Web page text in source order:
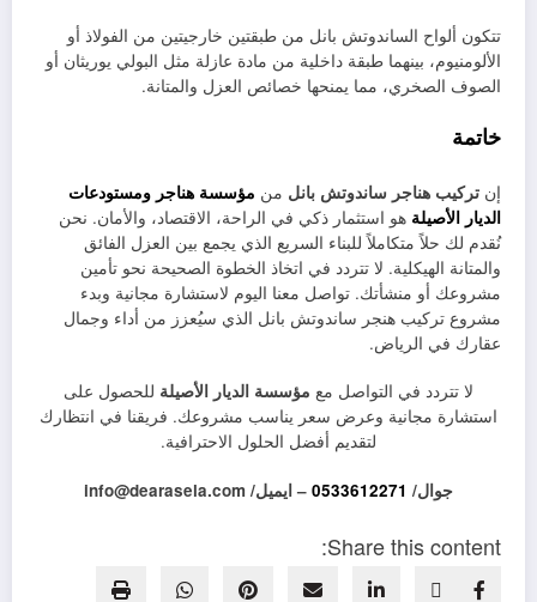
تتكون ألواح الساندوتش بانل من طبقتين خارجيتين من الفولاذ أو
الألومنيوم، بينهما طبقة داخلية من مادة عازلة مثل البولي يوريثان أو
الصوف الصخري، مما يمنحها خصائص العزل والمتانة.
خاتمة
إن تركيب هناجر ساندوتش بانل من مؤسسة هناجر ومستودعات
الديار الأصيلة هو استثمار ذكي في الراحة، الاقتصاد، والأمان. نحن
نُقدم لك حلاً متكاملاً للبناء السريع الذي يجمع بين العزل الفائق
والمتانة الهيكلية. لا تتردد في اتخاذ الخطوة الصحيحة نحو تأمين
مشروعك أو منشأتك. تواصل معنا اليوم لاستشارة مجانية وبدء
مشروع تركيب هنجر ساندوتش بانل الذي سيُعزز من أداء وجمال
عقارك في الرياض.
لا تتردد في التواصل مع مؤسسة الديار الأصيلة للحصول على
استشارة مجانية وعرض سعر يناسب مشروعك. فريقنا في انتظارك
لتقديم أفضل الحلول الاحترافية.
جوال/ 0533612271 – ايميل/ info@dearasela.com
Share this content: